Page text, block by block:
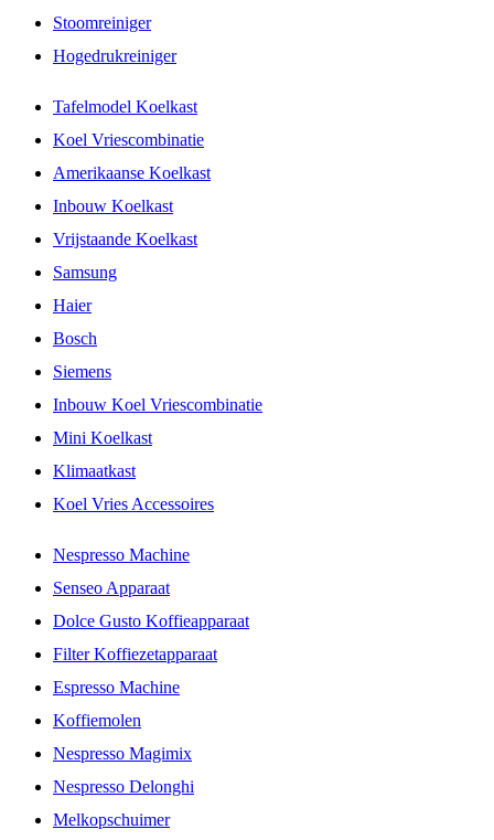
Stoomreiniger
Hogedrukreiniger
Tafelmodel Koelkast
Koel Vriescombinatie
Amerikaanse Koelkast
Inbouw Koelkast
Vrijstaande Koelkast
Samsung
Haier
Bosch
Siemens
Inbouw Koel Vriescombinatie
Mini Koelkast
Klimaatkast
Koel Vries Accessoires
Nespresso Machine
Senseo Apparaat
Dolce Gusto Koffieapparaat
Filter Koffiezetapparaat
Espresso Machine
Koffiemolen
Nespresso Magimix
Nespresso Delonghi
Melkopschuimer